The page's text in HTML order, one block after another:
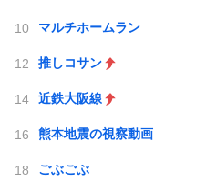
マルチホームラン
推しコサン
近鉄大阪線
熊本地震の視察動画
ごぶごぶ